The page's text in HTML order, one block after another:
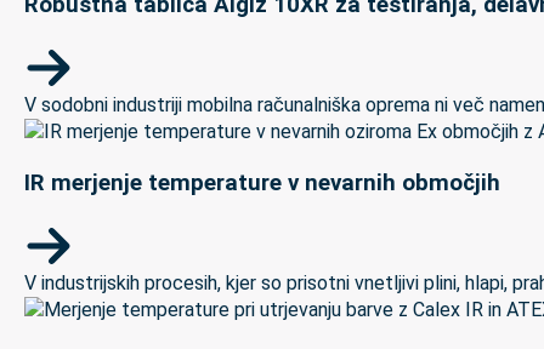
V sodobni industriji mobilna računalniška oprema ni več
IR merjenje temperature v nevarnih območjih
V industrijskih procesih, kjer so prisotni vnetljivi plini, hlapi,